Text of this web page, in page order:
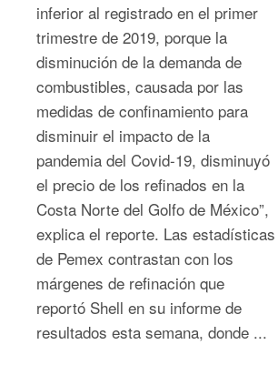
inferior al registrado en el primer
trimestre de 2019, porque la
disminución de la demanda de
combustibles, causada por las
medidas de confinamiento para
disminuir el impacto de la
pandemia del Covid-19, disminuyó
el precio de los refinados en la
Costa Norte del Golfo de México”,
explica el reporte. Las estadísticas
de Pemex contrastan con los
márgenes de refinación que
reportó Shell en su informe de
resultados esta semana, donde ...